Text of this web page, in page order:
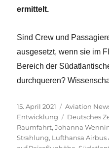
ermittelt.
Sind Crew und
ausgesetzt, wenn sie im
Bereich der
durchqueren?
Veröffentlicht
am
15. April 2021 Kategorien
Aviation
Entwicklung
Deutsches
Raumfahrt,Johanna
Strahlung, Lufthansa Airbus